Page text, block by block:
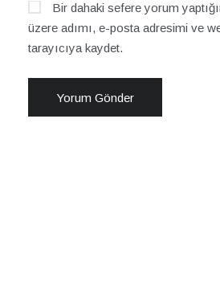
Bir dahaki sefere yorum
üzere adımı, e-posta adresimi ve
tarayıcıya kaydet.